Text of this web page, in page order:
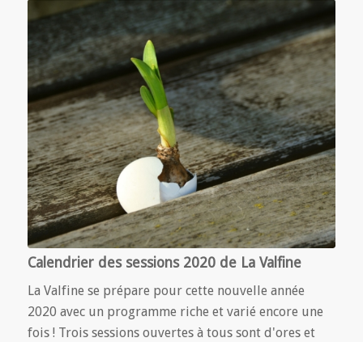
Calendrier des sessions 2020 de La Valfine
La Valfine se prépare pour cette nouvelle année
2020 avec un programme riche et varié encore une
fois ! Trois sessions ouvertes à tous sont d'ores et